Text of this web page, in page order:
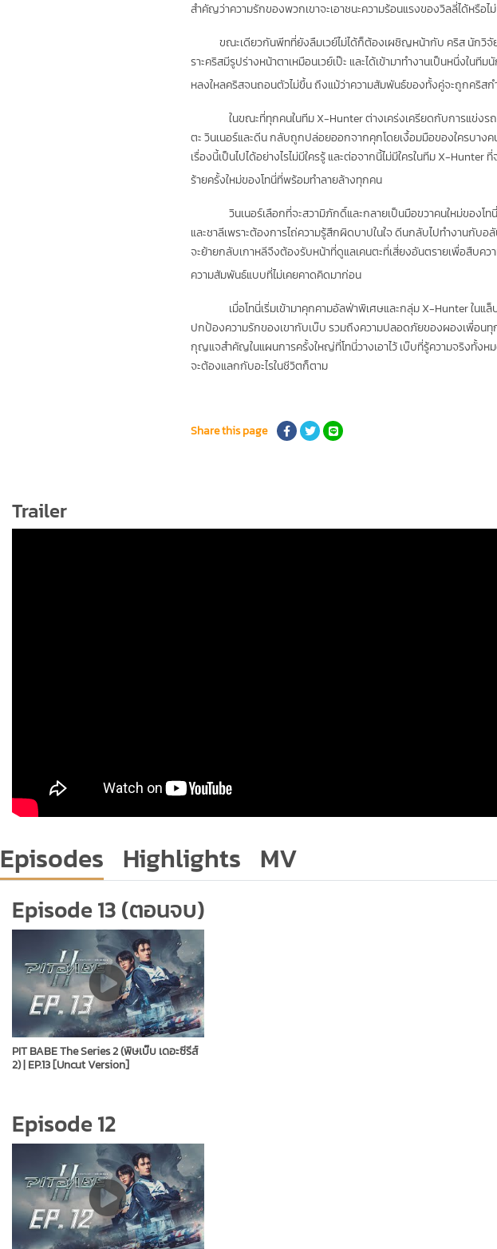
สำคัญว่าความรักของพวกเขาจะเอาชนะความร้อนแรงของวิลลี่ได้หรือไม่
ขณะเดียวกันพีทที่ยังลืมเวย์ไม่ได้ก็ต้องเผชิญหน้ากับ คริส นักวิจั
ราะคริสมีรูปร่างหน้าตาเหมือนเวย์เป๊ะ และได้เข้ามาทำงานเป็นหนึ่งใน
หลงใหลคริสจนถอนตัวไม่ขึ้น ถึงแม้ว่าความสัมพันธ์ของทั้งคู่จะถูกคริส
ในขณะที่ทุกคนในทีม X-Hunter ต่างเคร่งเครียดกับการแข่ง
ตะ วินเนอร์และดีน กลับถูกปล่อยออกจากคุกโดยเงื้อมมือของใครบาง
เรื่องนี้เป็นไปได้อย่างไรไม่มีใครรู้ และต่อจากนี้ไม่มีใครในทีม X-
ร้ายครั้งใหม่ของโทนี่ที่พร้อมทำลายล้างทุกคน
วินเนอร์เลือกที่จะสวามิภักดิ์และกลายเป็นมือขวาคนใหม่ของโ
และชาลีเพราะต้องการไถ่ความรู้สึกผิดบาปในใจ ดีนกลับไปทำงานกั
จะย้ายกลับเกาหลีจึงต้องรับหน้าที่ดูแลเคนตะที่เสี่ยงอันตรายเพื่อสืบค
ความสัมพันธ์แบบที่ไม่เคยคาดคิดมาก่อน
เมื่อโทนี่เริ่มเข้ามาคุกคามอัลฟ่าพิเศษและกลุ่ม X-Hunter ใน
ปกป้องความรักของเขากับเบ๊บ รวมถึงความปลอดภัยของผองเพื่อนทุก
กุญแจสำคัญในแผนการครั้งใหญ่ที่โทนี่วางเอาไว้ เบ๊บที่รู้ความจริงทั้งห
จะต้องแลกกับอะไรในชีวิตก็ตาม
Share this page
Trailer
Episodes Highlights MV
Episode 13 (ตอนจบ)
PIT BABE The Series 2 (พิษเบ๊บ เดอะซีรีส์
2) | EP.13 [Uncut Version]
Episode 12